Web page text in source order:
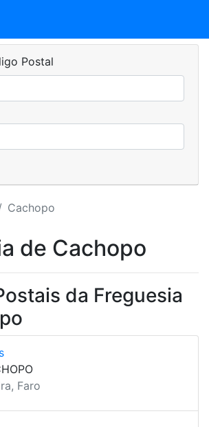
Postal
Cachopo
de Cachopo
da Freguesia
Faro